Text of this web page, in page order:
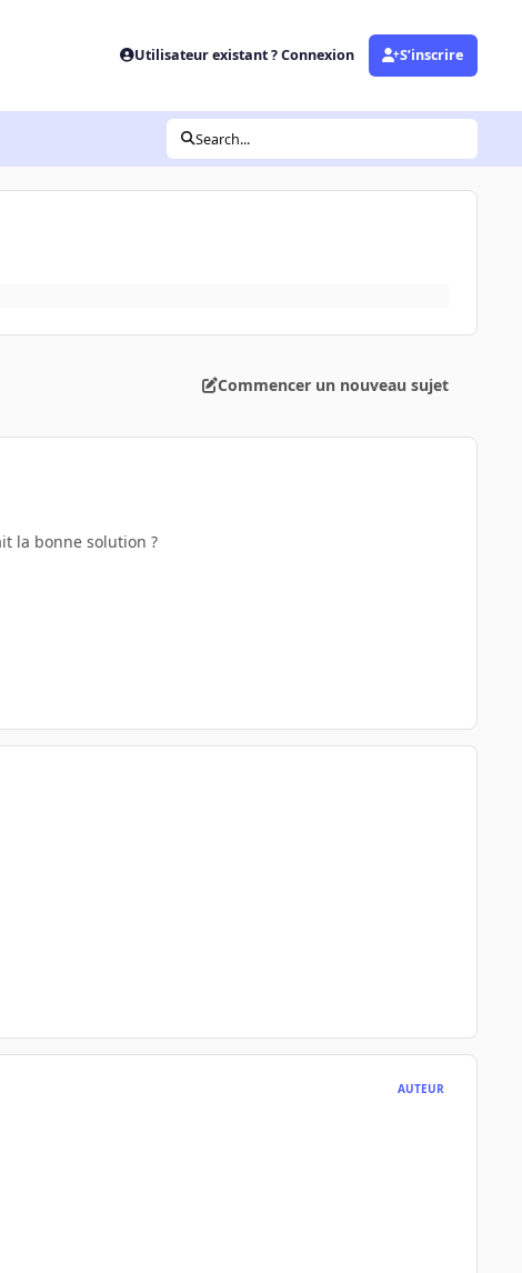
Utilisateur existant ? Connexion S’inscrire
Search...
Commencer un nouveau sujet
la bonne solution ?
AUTEUR